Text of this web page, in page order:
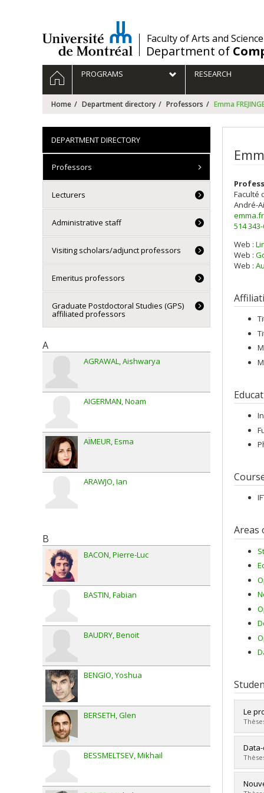
/Faculty of Arts and Science
Department of
Navigation
principale
HOMEPROGRAMS RESEARCH
Home Department directory Professors Emma
Faculté
André-
514
Web :
Web :
Web :
Areas
Le
Cycle
DEPARTMENT DIRECTORY
Professors
Lecturers
Administrative staff
Visiting scholars/adjunct professors
Emeritus professors
Graduate Postdoctoral Studies (GPS)
affiliated professors
A
AGRAWAL Aishwarya
AIGERMAN Noam
AÏMEUR Esma
ARAWJO Ian
B
BACON Pierre-Luc
BASTIN Fabian
BAUDRY Benoit
BENGIO Yoshua
BERSETH Glen
BESSMELTSEV Mikhail